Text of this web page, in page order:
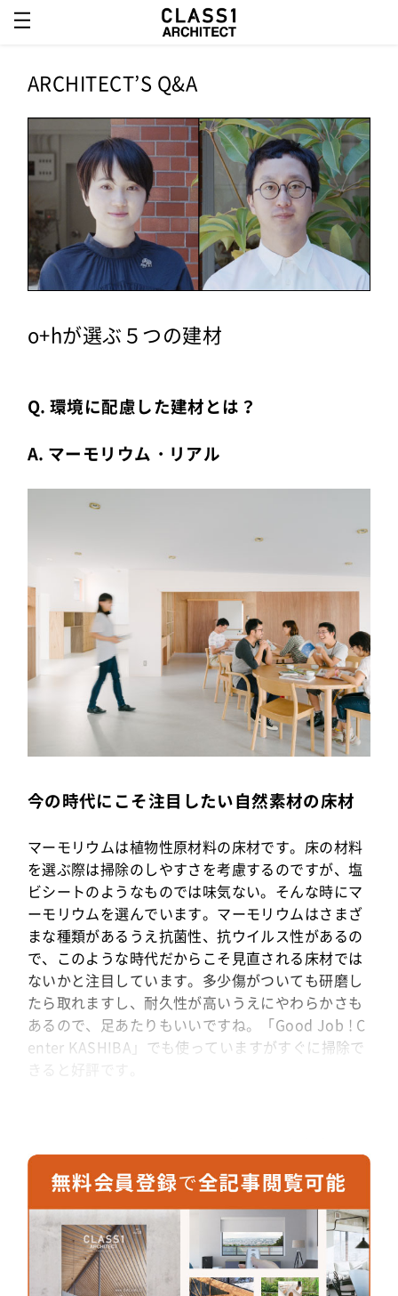
ARCHITECT’S Q&A
o+hが選ぶ５つの建材
Q. 環境に配慮した建材とは？
A. マーモリウム・リアル
今の時代にこそ注目したい自然素材の床材
マーモリウムは植物性原材料の床材です。床の材料
を選ぶ際は掃除のしやすさを考慮するのですが、塩
ビシートのようなものでは味気ない。そんな時にマ
ーモリウムを選んでいます。マーモリウムはさまざ
まな種類があるうえ抗菌性、抗ウイルス性があるの
で、このような時代だからこそ見直される床材では
ないかと注目しています。多少傷がついても研磨し
たら取れますし、耐久性が高いうえにやわらかさも
あるので、足あたりもいいですね。「Good Job ! C
enter KASHIBA」でも使っていますがすぐに掃除で
〒141-0032
東京都品川区大崎5-10-10 大崎CNビル4階
TEL：03-5740-2790
FAX：03-5740-2791
MAIL：info.jp@forbo.com
WEB：www.forbo.com/flooring/ja-jp/